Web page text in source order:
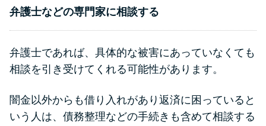
弁護士などの専門家に相談する
弁護士であれば、具体的な被害にあっていなくても
相談を引き受けてくれる可能性があります。
闇金以外からも借り入れがあり返済に困っていると
いう人は、債務整理などの手続きも含めて相談する